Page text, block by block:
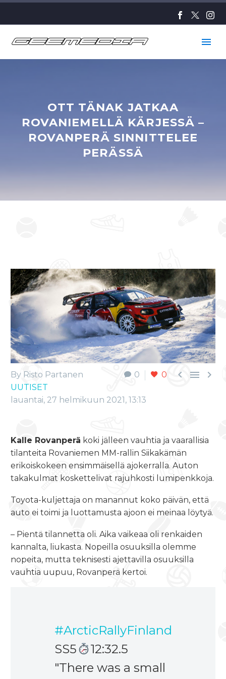
OTT TÄNAK JATKAA
ROVANIEMELLÄ KÄRJESSÄ –
ROVANPERÄ SINNITTELEE
PERÄSSÄ
0 0   
By Risto Partanen
UUTISET
lauantai, 27 helmikuun 2021, 13:13
Kalle Rovanperä koki jälleen vauhtia ja vaarallisia
tilanteita Rovaniemen MM-rallin Siikakämän
erikoiskokeen ensimmäisellä ajokerralla. Auton
takakulmat koskettelivat rajuhkosti lumipenkkoja.
Toyota-kuljettaja on manannut koko päivän, että
auto ei toimi ja luottamusta ajoon ei meinaa löytyä.
– Pientä tilannetta oli. Aika vaikeaa oli renkaiden
kannalta, liukasta. Nopeilla osuuksilla olemme
nopeita, mutta teknisesti ajettavilla osuuksilla
vauhtia uupuu, Rovanperä kertoi.
#ArcticRallyFinland
SS5
12:32.5
"There was a small